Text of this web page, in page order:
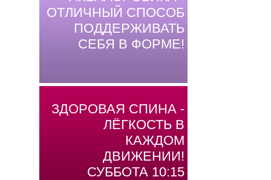
ОТЛИЧНЫЙ СПОСОБ
ПОДДЕРЖИВАТЬ
СЕБЯ В ФОРМЕ!
ЗДОРОВАЯ СПИНА -
ЛЁГКОСТЬ В
КАЖДОМ
ДВИЖЕНИИ!
СУББОТА 10:15